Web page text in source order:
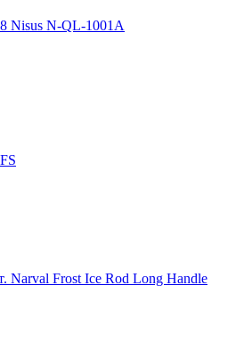
Nisus N-QL-1001A
Narval Frost Ice Rod Long Handle